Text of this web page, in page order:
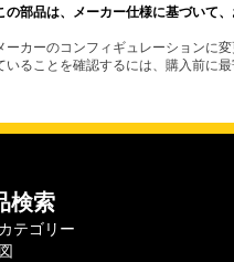
の部品は、メーカー仕様に基づいて
ーカーのコンフィギュレーションに
いることを確認するには、購入前に
検索
テゴリー